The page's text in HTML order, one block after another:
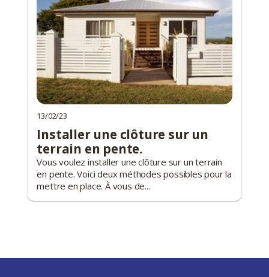
13/02/23
Installer une clôture sur un
terrain en pente.
Vous voulez installer une clôture sur un terrain
en pente. Voici deux méthodes possibles pour la
mettre en place. À vous de...